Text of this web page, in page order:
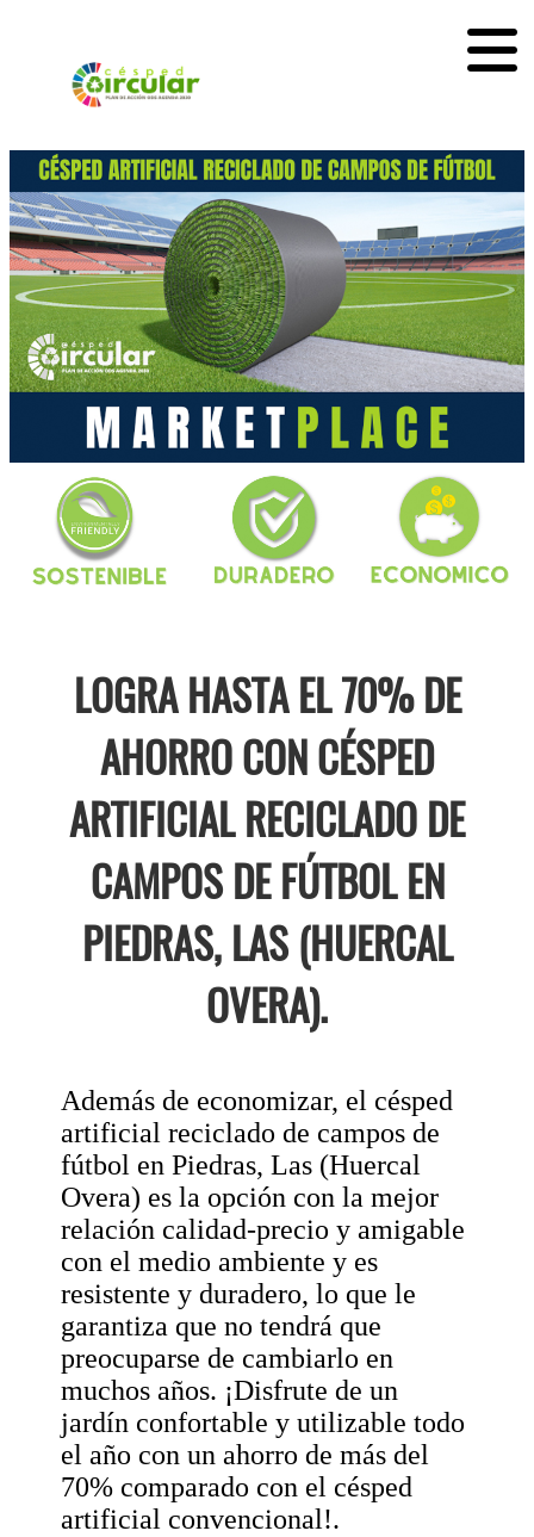
LOGRA HASTA EL 70% DE
AHORRO CON CÉSPED
ARTIFICIAL RECICLADO DE
CAMPOS DE FÚTBOL EN
PIEDRAS, LAS (HUERCAL
OVERA).
Además de economizar, el césped
artificial reciclado de campos de
fútbol en Piedras, Las (Huercal
Overa) es la opción con la mejor
relación calidad-precio y amigable
con el medio ambiente y es
resistente y duradero, lo que le
garantiza que no tendrá que
preocuparse de cambiarlo en
muchos años. ¡Disfrute de un
jardín confortable y utilizable todo
el año con un ahorro de más del
70% comparado con el césped
artificial convencional!.